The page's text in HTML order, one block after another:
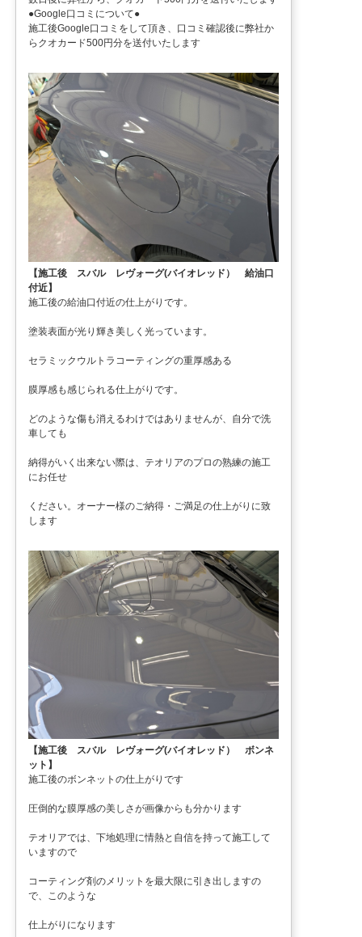
●Google口コミについて●
施工後Google口コミをして頂き、口コミ確認後に弊社か
らクオカード500円分を送付いたします
【施工後 スバル レヴォーグ(バイオレッド） 給油口
付近】
施工後の給油口付近の仕上がりです。
塗装表面が光り輝き美しく光っています。
セラミックウルトラコーティングの重厚感ある
膜厚感も感じられる仕上がりです。
どのような傷も消えるわけではありませんが、自分で洗
車しても
納得がいく出来ない際は、テオリアのプロの熟練の施工
にお任せ
ください。オーナー様のご納得・ご満足の仕上がりに致
します
【施工後 スバル レヴォーグ(バイオレッド） ボンネ
ット】
施工後のボンネットの仕上がりです
圧倒的な膜厚感の美しさが画像からも分かります
テオリアでは、下地処理に情熱と自信を持って施工して
いますので
コーティング剤のメリットを最大限に引き出しますの
で、このような
仕上がりになります